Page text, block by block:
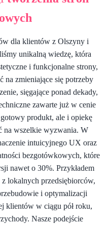
dla klientów z Olszyny i
unikalną wiedzę, która
i funkcjonalne strony,
na zmieniające się potrzeby
sięgające ponad dekady,
zawarte już w cenie
produkt, ale i opiekę
na wszelkie wyzwania. W
intuicyjnego UX oraz
bezgotówkowych, które
nawet o 30%. Przykładem
lokalnych przedsiębiorców,
i optymalizacji
klientów w ciągu pół roku,
Nasze podejście